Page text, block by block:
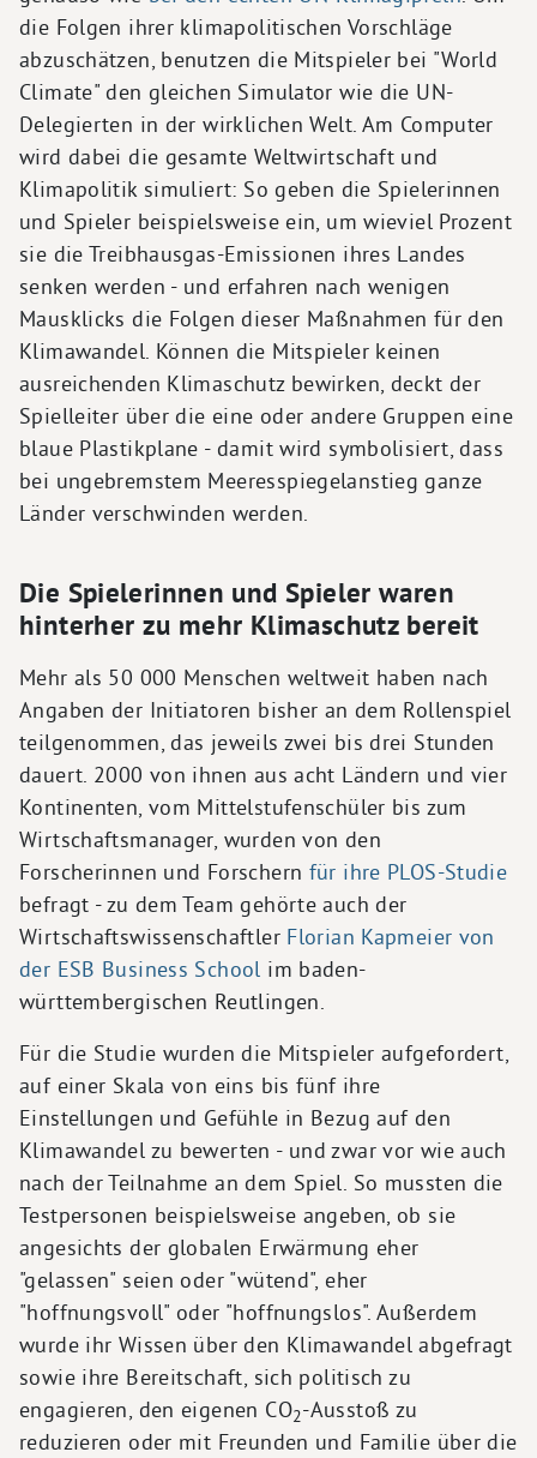
die Folgen ihrer klimapolitischen Vorschläge
abzuschätzen, benutzen die Mitspieler bei "World
Climate" den gleichen Simulator wie die UN-
Delegierten in der wirklichen Welt. Am Computer
wird dabei die gesamte Weltwirtschaft und
Klimapolitik simuliert: So geben die Spielerinnen
und Spieler beispielsweise ein, um wieviel Prozent
sie die Treibhausgas-Emissionen ihres Landes
senken werden - und erfahren nach wenigen
Mausklicks die Folgen dieser Maßnahmen für den
Klimawandel. Können die Mitspieler keinen
ausreichenden Klimaschutz bewirken, deckt der
Spielleiter über die eine oder andere Gruppen eine
blaue Plastikplane - damit wird symbolisiert, dass
bei ungebremstem Meeresspiegelanstieg ganze
Länder verschwinden werden.
Die Spielerinnen und Spieler waren
hinterher zu mehr Klimaschutz bereit
Mehr als 50 000 Menschen weltweit haben nach
Angaben der Initiatoren bisher an dem Rollenspiel
teilgenommen, das jeweils zwei bis drei Stunden
dauert. 2000 von ihnen aus acht Ländern und vier
Kontinenten, vom Mittelstufenschüler bis zum
Wirtschaftsmanager, wurden von den
Forscherinnen und Forschern für ihre PLOS-Studie
befragt - zu dem Team gehörte auch der
Wirtschaftswissenschaftler Florian Kapmeier von
der ESB Business School im baden-
württembergischen Reutlingen.
Für die Studie wurden die Mitspieler aufgefordert,
auf einer Skala von eins bis fünf ihre
Einstellungen und Gefühle in Bezug auf den
Klimawandel zu bewerten - und zwar vor wie auch
nach der Teilnahme an dem Spiel. So mussten die
Testpersonen beispielsweise angeben, ob sie
angesichts der globalen Erwärmung eher
"gelassen" seien oder "wütend", eher
"hoffnungsvoll" oder "hoffnungslos". Außerdem
wurde ihr Wissen über den Klimawandel abgefragt
sowie ihre Bereitschaft, sich politisch zu
engagieren, den eigenen CO2-Ausstoß zu
reduzieren oder mit Freunden und Familie über die